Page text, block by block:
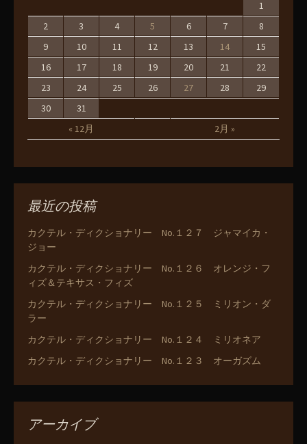
« 12月 2月 »
1
2
3 4 5 6 7
8
9
10 11 12 13 14
15
16
17 18 19 20 21
22
23
24 25 26 27 28
29
30
31
最近の投稿
カクテル・ディクショナリー No.１２７ ジャマイカ・
ジョー
カクテル・ディクショナリー No.１２６ オレンジ・フ
ィズ＆テキサス・フィズ
カクテル・ディクショナリー No.１２５ ミリオン・ダ
ラー
カクテル・ディクショナリー No.１２４ ミリオネア
カクテル・ディクショナリー No.１２３ オーガズム
アーカイブ